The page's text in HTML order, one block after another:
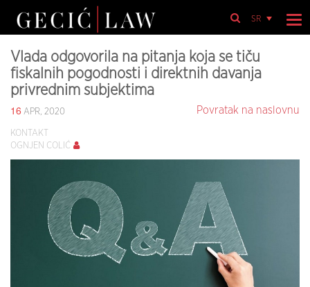
SR
Vlada odgovorila na pitanja koja se tiču
fiskalnih pogodnosti i direktnih davanja
privrednim subjektima
16 APR, 2020 Povratak na naslovnu
KONTAKT
OGNJEN COLIĆ